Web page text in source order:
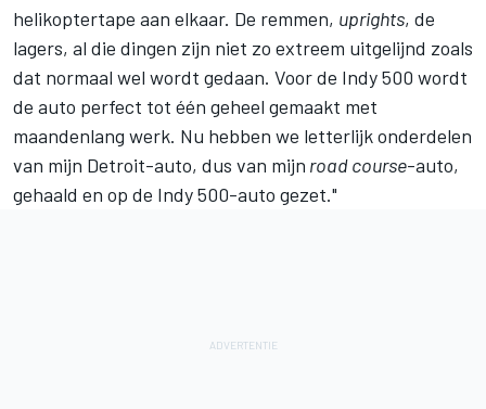
helikoptertape aan elkaar. De remmen, uprights, de
lagers, al die dingen zijn niet zo extreem uitgelijnd zoals
dat normaal wel wordt gedaan. Voor de Indy 500 wordt
de auto perfect tot één geheel gemaakt met
maandenlang werk. Nu hebben we letterlijk onderdelen
van mijn Detroit-auto, dus van mijn road course-auto,
gehaald en op de Indy 500-auto gezet."